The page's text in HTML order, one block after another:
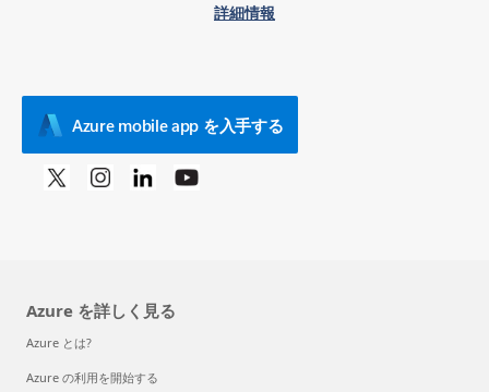
詳細情報
Azure mobile app を入手する
Azure を詳しく見る
Azure とは?
Azure の利用を開始する